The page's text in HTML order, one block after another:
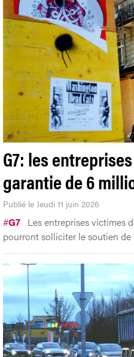
G7: les
garantie de 6
Publié le Jeudi 11 juin 2026
#G7 Les entreprises victimes
pourront solliciter le soutien de